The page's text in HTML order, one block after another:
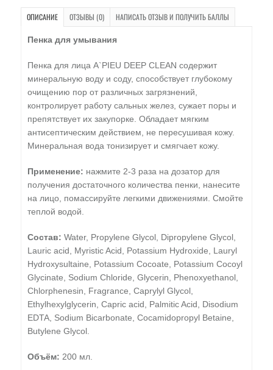
ОПИСАНИЕ ОТЗЫВЫ (0) НАПИСАТЬ ОТЗЫВ И ПОЛУЧИТЬ БАЛЛЫ
Пенка для умывания
Пенка для лица A`PIEU DEEP CLEAN содержит
минеральную воду и соду, способствует глубокому
очищению пор от различных загрязнений,
контролирует работу сальных желез, сужает поры и
препятствует их закупорке. Обладает мягким
антисептическим действием, не пересушивая кожу.
Минеральная вода тонизирует и смягчает кожу.
Применение: нажмите 2-3 раза на дозатор для
получения достаточного количества пенки, нанесите
на лицо, помассируйте легкими движениями. Смойте
теплой водой.
Состав: Water, Propylene Glycol, Dipropylene Glycol,
Lauric acid, Myristic Acid, Potassium Hydroxide, Lauryl
Hydroxysultaine, Potassium Cocoate, Potassium Cocoyl
Glycinate, Sodium Chloride, Glycerin, Phenoxyethanol,
Chlorphenesin, Fragrance, Caprylyl Glycol,
Ethylhexylglycerin, Capric acid, Palmitic Acid, Disodium
EDTA, Sodium Bicarbonate, Cocamidopropyl Betaine,
Butylene Glycol.
Объём: 200 мл.